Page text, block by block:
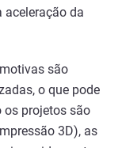
aceleração da
são
o que pode
os projetos são
3D), as